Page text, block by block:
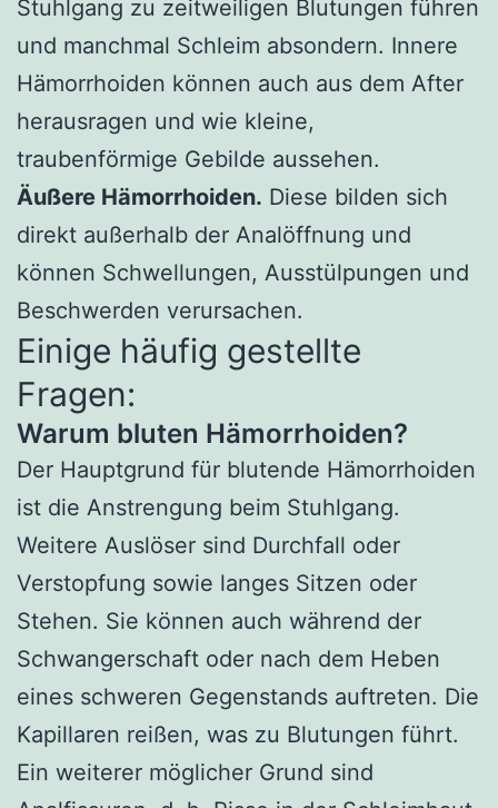
Stuhlgang zu zeitweiligen Blutungen führen
und manchmal Schleim absondern. Innere
Hämorrhoiden können auch aus dem After
herausragen und wie kleine,
traubenförmige Gebilde aussehen.
Äußere Hämorrhoiden. Diese bilden sich
direkt außerhalb der Analöffnung und
können Schwellungen, Ausstülpungen und
Beschwerden verursachen.
Einige häufig gestellte
Fragen:
Warum bluten Hämorrhoiden?
Der Hauptgrund für blutende Hämorrhoiden
ist die Anstrengung beim Stuhlgang.
Weitere Auslöser sind Durchfall oder
Verstopfung sowie langes Sitzen oder
Stehen. Sie können auch während der
Schwangerschaft oder nach dem Heben
eines schweren Gegenstands auftreten. Die
Kapillaren reißen, was zu Blutungen führt.
Ein weiterer möglicher Grund sind